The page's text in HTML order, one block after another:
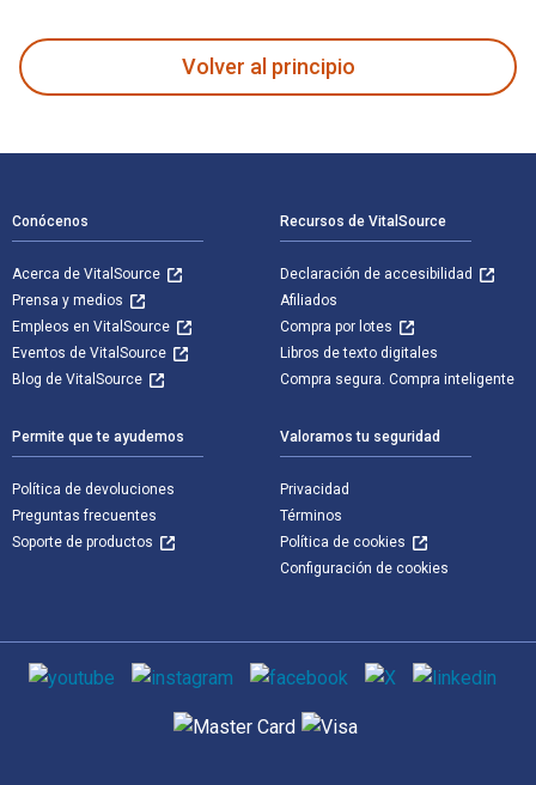
Volver al principio
Conócenos
Acerca de VitalSource
Prensa y medios
Empleos en VitalSource
Eventos de VitalSource
Blog de VitalSource
Recursos de VitalSource
Declaración de accesibilidad
Afiliados
Compra por lotes
Libros de texto digitales
Compra segura. Compra inteligente
Permite que te ayudemos
Política de devoluciones
Preguntas frecuentes
Soporte de productos
Valoramos tu seguridad
Privacidad
Términos
Política de cookies
Configuración de cookies
Medios de comunicación social
Métodos de pago admitidos